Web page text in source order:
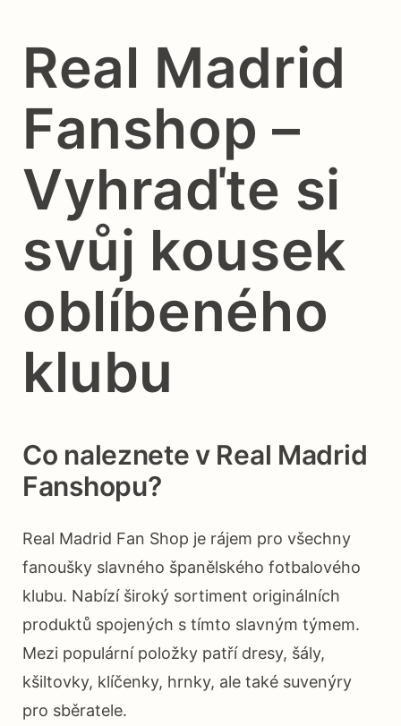
Real Madrid
Fanshop –
Vyhraďte si
svůj kousek
oblíbeného
klubu
Co naleznete v Real Madrid
Fanshopu?
Real Madrid Fan Shop je rájem pro všechny
fanoušky slavného španělského fotbalového
klubu. Nabízí široký sortiment originálních
produktů spojených s tímto slavným týmem.
Mezi populární položky patří dresy, šály,
kšiltovky, klíčenky, hrnky, ale také suvenýry
pro sběratele.